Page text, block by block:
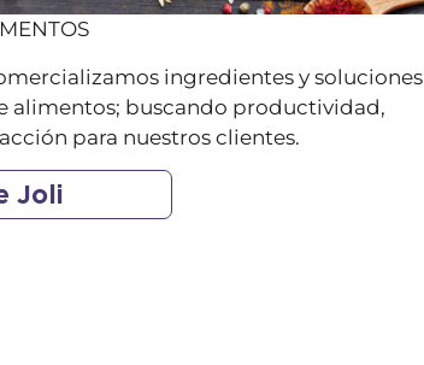
ingredientes y soluciones
alimentos; buscando productividad,
para nuestros clientes.
Joli